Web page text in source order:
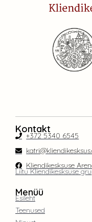
Kontakt
+372 5340 6545
Kliendikesksuse
Liitu Kliendikesksuse
Menüü
Esileht
Teenused